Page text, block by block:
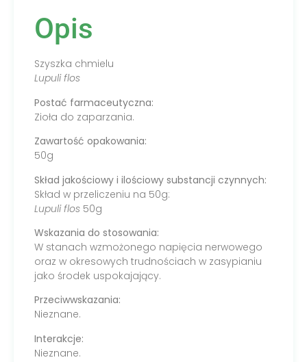
Opis
Szyszka chmielu
Lupuli flos
Postać farmaceutyczna:
Zioła do zaparzania.
Zawartość opakowania:
50g
Skład jakościowy i ilościowy substancji czynnych:
Skład w przeliczeniu na 50g:
Lupuli flos 50g
Wskazania do stosowania:
W stanach wzmożonego napięcia nerwowego
oraz w okresowych trudnościach w zasypianiu
jako środek uspokajający.
Przeciwwskazania:
Nieznane.
Interakcje:
Nieznane.